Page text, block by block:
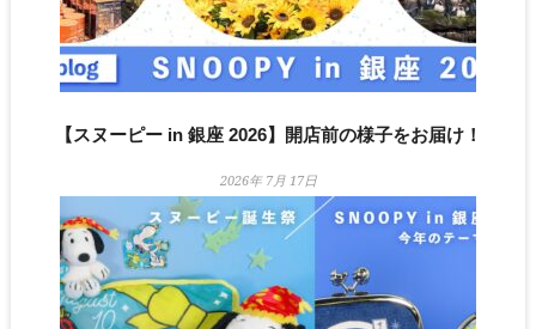
【スヌーピー in 銀座 2026】開店前の様子をお届け！
2026年 7月 17日